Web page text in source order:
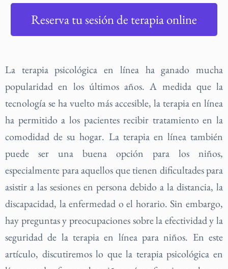
Reserva tu sesión de terapia online
La terapia psicológica en línea ha ganado mucha
popularidad en los últimos años. A medida que la
tecnología se ha vuelto más accesible, la terapia en línea
ha permitido a los pacientes recibir tratamiento en la
comodidad de su hogar. La terapia en línea también
puede ser una buena opción para los niños,
especialmente para aquellos que tienen dificultades para
asistir a las sesiones en persona debido a la distancia, la
discapacidad, la enfermedad o el horario. Sin embargo,
hay preguntas y preocupaciones sobre la efectividad y la
seguridad de la terapia en línea para niños. En este
artículo, discutiremos lo que la terapia psicológica en